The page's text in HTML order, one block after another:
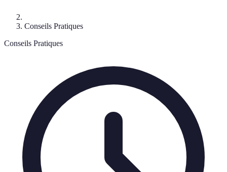
Conseils Pratiques
Conseils Pratiques